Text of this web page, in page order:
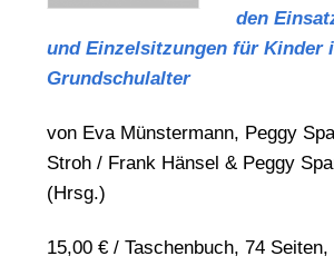
den
und Einzelsitzungen für Kinder
Grundschulalter
von Eva Münstermann, Peggy
Stroh / Frank Hänsel & Peggy
(Hrsg.)
15,00 € / Taschenbuch, 74